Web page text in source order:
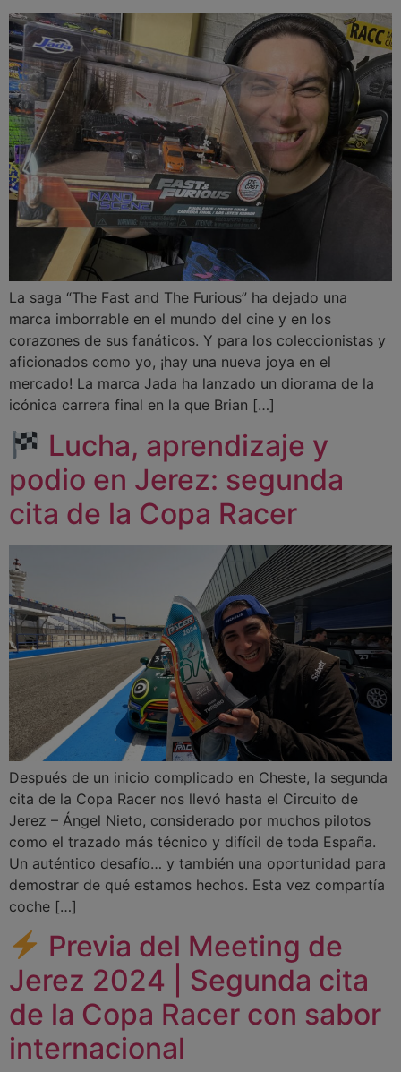
La saga “The Fast and The Furious” ha dejado una
marca imborrable en el mundo del cine y en los
corazones de sus fanáticos. Y para los coleccionistas y
aficionados como yo, ¡hay una nueva joya en el
mercado! La marca Jada ha lanzado un diorama de la
icónica carrera final en la que Brian […]
Lucha, aprendizaje y
podio en Jerez: segunda
cita de la Copa Racer
Después de un inicio complicado en Cheste, la segunda
cita de la Copa Racer nos llevó hasta el Circuito de
Jerez – Ángel Nieto, considerado por muchos pilotos
como el trazado más técnico y difícil de toda España.
Un auténtico desafío… y también una oportunidad para
demostrar de qué estamos hechos. Esta vez compartía
coche […]
Previa del Meeting de
Jerez 2024 | Segunda cita
de la Copa Racer con sabor
internacional